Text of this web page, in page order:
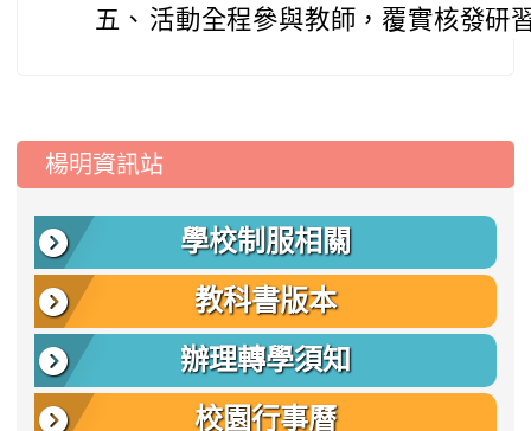
五、 活動全程參與教師，覆實核發研
::: 楊明資訊站
學校制服相關
教科書版本
辦理轉學須知
校園行事曆